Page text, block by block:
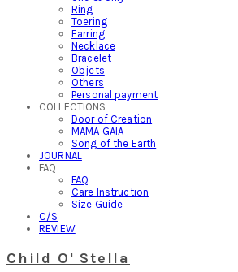
Ring
Toering
Earring
Necklace
Bracelet
Objets
Others
Personal payment
COLLECTIONS
Door of Creation
MAMA GAIA
Song of the Earth
JOURNAL
FAQ
FAQ
Care Instruction
Size Guide
C/S
REVIEW
Child O' Stella